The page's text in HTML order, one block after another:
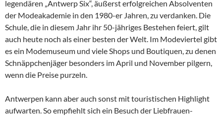
legendären „Antwerp Six“, äußerst erfolgreichen Absolventen
der Modeakademie in den 1980-er Jahren, zu verdanken. Die
Schule, die in diesem Jahr ihr 50-jähriges Bestehen feiert, gilt
auch heute noch als einer besten der Welt. Im Modeviertel gibt
es ein Modemuseum und viele Shops und Boutiquen, zu denen
Schnäppchenjäger besonders im April und November pilgern,
wenn die Preise purzeln.
Antwerpen kann aber auch sonst mit touristischen Highlight
aufwarten. So empfiehlt sich ein Besuch der Liebfrauen-